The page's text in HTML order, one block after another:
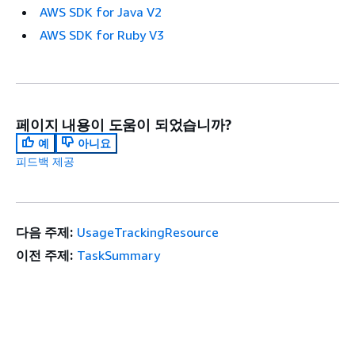
AWS SDK for Java V2
AWS SDK for Ruby V3
페이지 내용이 도움이 되었습니까?
예
아니요
피드백 제공
다음 주제: UsageTrackingResource
이전 주제: TaskSummary